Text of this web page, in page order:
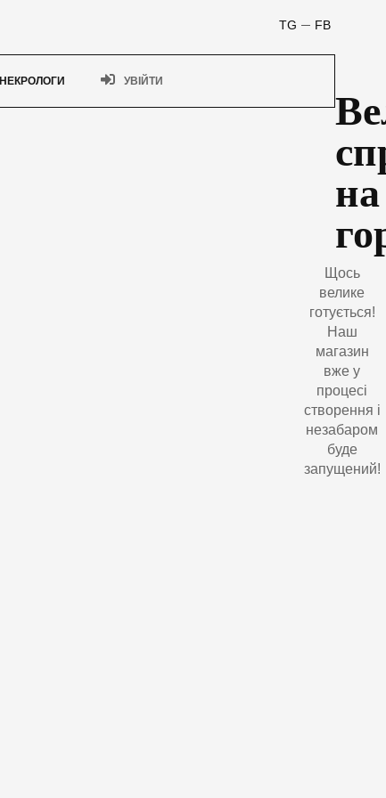
FB
TG
НЕКРОЛОГИ УВІЙТИ
на
Щось
велике
готується!
Наш
магазин
вже у
процесі
створення і
незабаром
буде
запущений!